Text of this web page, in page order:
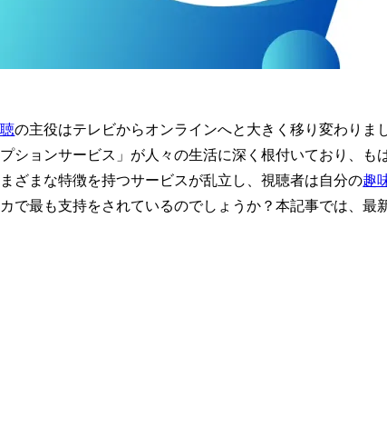
の主役はテレビからオンラインへと大きく移り変わりま
ションサービス」が人々の生活に深く根付いており、
ざまな特徴を持つサービスが乱立し、視聴者は自分の趣
で最も支持をされているのでしょうか？本記事では、最